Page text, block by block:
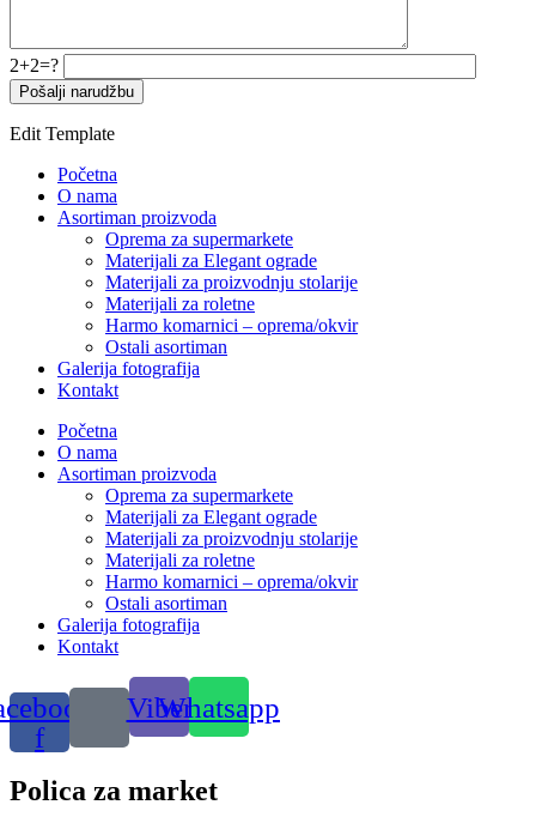
2+2=?
Edit Template
Početna
O nama
Asortiman proizvoda
Oprema za supermarkete
Materijali za Elegant ograde
Materijali za proizvodnju stolarije
Materijali za roletne
Harmo komarnici – oprema/okvir
Ostali asortiman
Galerija fotografija
Kontakt
Početna
O nama
Asortiman proizvoda
Oprema za supermarkete
Materijali za Elegant ograde
Materijali za proizvodnju stolarije
Materijali za roletne
Harmo komarnici – oprema/okvir
Ostali asortiman
Galerija fotografija
Kontakt
f
ViberWhatsapp
Polica za market